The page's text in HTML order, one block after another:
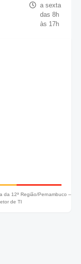
a sexta
das 8h
às 17h
da 12ª Região/Pernambuco –
de TI